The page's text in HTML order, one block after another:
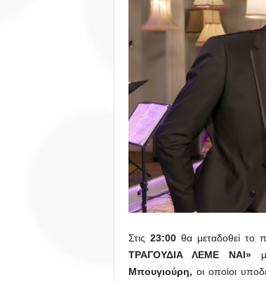
Στις 23:00 θα μεταδοθεί το
ΤΡΑΓΟΥΔΙΑ ΛΕΜΕ ΝΑΙ»
Μπουγιούρη, οι οποίοι